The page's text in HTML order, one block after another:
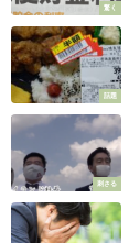
驚く
話題
刺さる